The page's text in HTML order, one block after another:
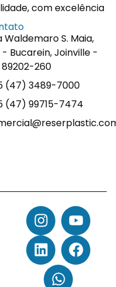
com excelência
Waldemaro S. Maia,
- Bucarein, Joinville -
89202-260
(47) 3489-7000
(47) 99715-7474